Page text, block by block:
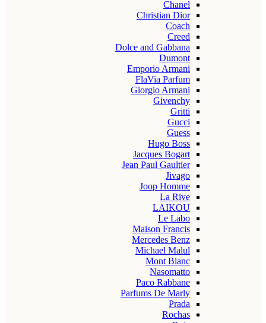
Chanel
Christian Dior
Coach
Creed
Dolce and Gabbana
Dumont
Emporio Armani
FlaVia Parfum
Giorgio Armani
Givenchy
Gritti
Gucci
Guess
Hugo Boss
Jacques Bogart
Jean Paul Gaultier
Jivago
Joop Homme
La Rive
LAIKOU
Le Labo
Maison Francis
Mercedes Benz
Michael Malul
Mont Blanc
Nasomatto
Paco Rabbane
Parfums De Marly
Prada
Rochas